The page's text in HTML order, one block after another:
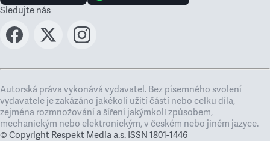
Sledujte nás
Autorská práva vykonává vydavatel. Bez písemného svolení
vydavatele je zakázáno jakékoli užití částí nebo celku díla,
zejména rozmnožování a šíření jakýmkoli způsobem,
mechanickým nebo elektronickým, v českém nebo jiném jazyce.
© Copyright Respekt Media a.s. ISSN 1801-1446